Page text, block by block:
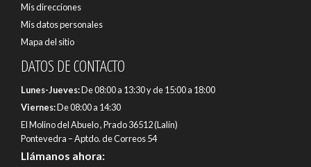
Mis direcciones
Mis datos personales
Mapa del sitio
DATOS DE CONTACTO
Lunes-Jueves:De 08:00 a 13:30 y de 15:00 a 18:00
Viernes:De 08:00 a 14:30
El Molino del Abuelo , Prado 36512 (Lalín)
Pontevedra – Aptdo. de Correos 54
Llámanos ahora: